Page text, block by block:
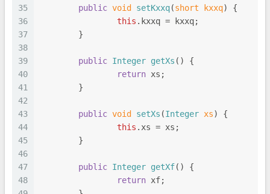
35
36
37
38
39
40
41
42
43
44
45
46
47
48
public void setKxxq(short kxxq) {
this . kxxq = kxxq;
	}
public Integer getXs ( ) {
return xs;
	}
public void setXs (Integer xs) {
this . xs = xs;
	}
public Integer getXf( ) {
return xf;